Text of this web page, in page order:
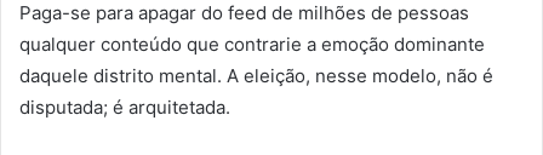
Paga-se para apagar do feed de milhões de pessoas
qualquer conteúdo que contrarie a emoção dominante
daquele distrito mental. A eleição, nesse modelo, não é
disputada; é arquitetada.